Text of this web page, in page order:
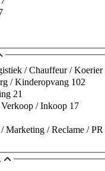
/ Chauffeur / Koerier
/ Kinderopvang 102
21
/ Inkoop 17
Marketing / Reclame / PR